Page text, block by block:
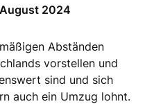
2024
Abständen
vorstellen und
sind und sich
auch ein Umzug lohnt.